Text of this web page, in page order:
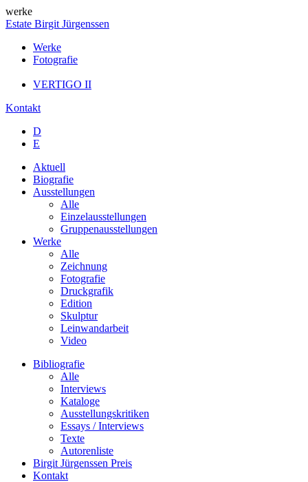
werke
Estate Birgit Jürgenssen
Werke
Fotografie
VERTIGO II
Kontakt
D
E
Aktuell
Biografie
Ausstellungen
Alle
Einzelausstellungen
Gruppenausstellungen
Werke
Alle
Zeichnung
Fotografie
Druckgrafik
Edition
Skulptur
Leinwandarbeit
Video
Bibliografie
Alle
Interviews
Kataloge
Ausstellungskritiken
Essays / Interviews
Texte
Autorenliste
Birgit Jürgenssen Preis
Kontakt